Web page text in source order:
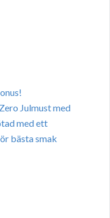
Julmust med
med ett
bästa smak